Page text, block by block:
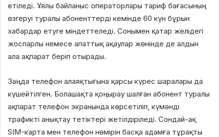
етіледі. Ұялы байланыс операторлары тариф бағасының
өзгеруі туралы абоненттерді кемінде 60 күн бұрын
хабардар етуге міндеттеледі. Сонымен қатар желідегі
жоспарлы немесе апаттық ақаулар жөнінде де алдын
ала ақпарат беріп отырады.
Заңда телефон алаяқтығына қарсы күрес шаралары да
күшейтілген. Болашақта қоңырау шалған абонент туралы
ақпарат телефон экранында көрсетіліп, күмәнді
трафикті анықтау тетіктері жетілдіріледі. Сондай-ақ
SIM-карта мен телефон нөмірін басқа адамға тұрақты